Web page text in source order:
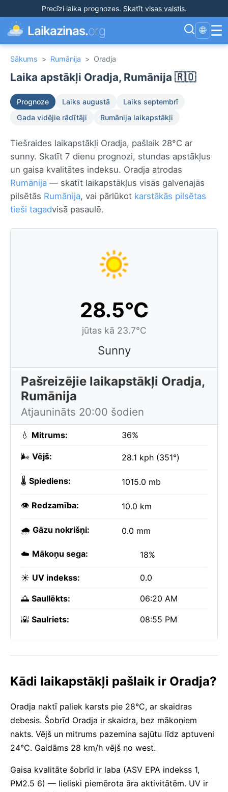
Precīzi laika prognozes. Skatīt visas valstis.
Laikazinas.org 🌐 ☰
Sākums > Rumānija > Oradja
Laika apstākļi Oradja, Rumānija 🇷🇴
Prognoze Laiks augustā
Laiks septembrī
Gada vidējie rādītāji
Rumānija laikapstākļi
Tiešraides laikapstākļi Oradja, pašlaik 28°C ar
sunny. Skatīt 7 dienu prognozi, stundas apstākļus
un gaisa kvalitātes indeksu. Oradja atrodas
Rumānija — skatīt laikapstākļus visās galvenajās
pilsētās Rumānija, vai pārlūkot karstākās pilsētas
tieši tagadvisā pasaulē.
28.5°C
jūtas kā 23.7°C
Sunny
Pašreizējie laikapstākļi Oradja,
Rumānija
Atjaunināts 20:00 šodien
💧 Mitrums: 36%
🌬️ Vējš: 28.1 kph (351°)
🌡️ Spiediens: 1015.0 mb
👁️ Redzamība: 10.0 km
🌧️ Gāzu nokrišņi: 0.0 mm
☁️ Mākoņu sega: 18%
☀️ UV indekss: 0.0
🌅 Saullēkts: 06:20 AM
🌇 Saulriets: 08:55 PM
Kādi laikapstākļi pašlaik ir Oradja?
Oradja naktī paliek karsts pie 28°C, ar skaidras
debesis. Šobrīd Oradja ir skaidra, bez mākoņiem
nakts. Vējš un mitrums pazemina sajūtu līdz aptuveni
24°C. Gaidāms 28 km/h vējš no west.
Gaisa kvalitāte šobrīd ir laba (ASV EPA indekss 1,
PM2.5 6) — lieliski piemērota āra aktivitātēm. UV ir